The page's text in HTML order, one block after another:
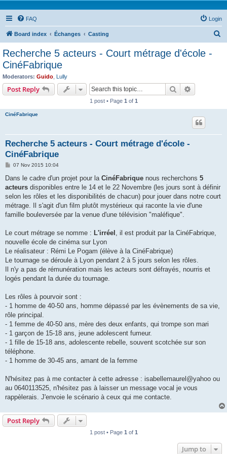
FAQ Login
Board index Échanges Casting
Recherche 5 acteurs - Court métrage d'école -
CinéFabrique
Moderators: Guido Lully
Post Reply Search
1 post • Page 1 of 1
CinéFabrique
Recherche 5 acteurs - Court métrage d'école -
CinéFabrique
P
s
07 Nov 2015 10:04
Dans le cadre d'un projet pour la CinéFabrique nous recherchons 5
acteurs disponibles entre le 14 et le 22 Novembre (les jours sont à définir
selon les rôles et les disponibilités de chacun) pour jouer dans notre court
métrage. Il s'agit d'un film plutôt mystérieux qui raconte la vie d'une
famille bouleversée par la venue d'une télévision "maléfique".
Le court métrage se nomme : L'irréel , il est produit par la CinéFabrique,
nouvelle école de cinéma sur Lyon
Le réalisateur : Rémi Le Pogam (élève à la CinéFabrique)
Le tournage se déroule à Lyon pendant 2 à 5 jours selon les rôles.
Il n'y a pas de rémunération mais les acteurs sont défrayés, nourris et
logés pendant la durée du tournage.
Les rôles à pourvoir sont :
- 1 homme de 40-50 ans, homme dépassé par les évènements de sa vie,
rôle principal.
- 1 femme de 40-50 ans, mère des deux enfants, qui trompe son mari
- 1 garçon de 15-18 ans, jeune adolescent fumeur.
- 1 fille de 15-18 ans, adolescente rebelle, souvent scotchée sur son
téléphone.
- 1 homme de 30-45 ans, amant de la femme
N'hésitez pas à me contacter à cette adresse : isabellemaurel@yahoo ou
au 0640113525, n'hésitez pas à laisser un message vocal je vous
rappèlerais. J'envoie le scénario à ceux qui me contacte.
Post Reply
1 post • Page 1 of 1
Jump to